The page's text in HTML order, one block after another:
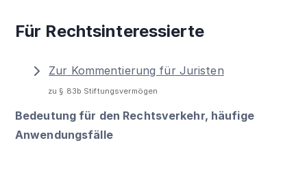
Für Rechtsinteressierte
Zur Kommentierung für Juristen
zu § 83b Stiftungsvermögen
Bedeutung für den Rechtsverkehr, häufige
Anwendungsfälle